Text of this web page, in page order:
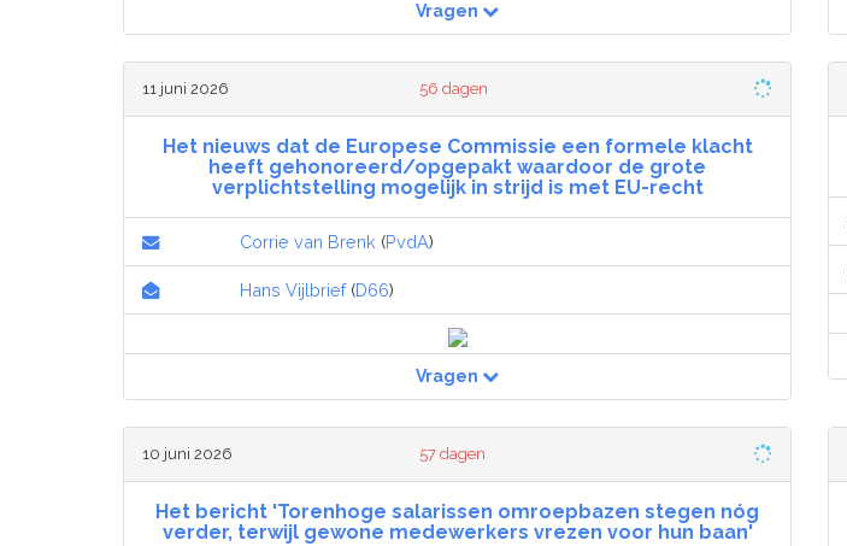
Vragen
11 juni 2026 56 dagen
Het nieuws dat de Europese Commissie een formele klacht
heeft gehonoreerd/opgepakt waardoor de grote
verplichtstelling mogelijk in strijd is met EU-recht
Corrie van Brenk (PvdA)
Hans Vijlbrief(D66)
Vragen
10 juni 2026 57 dagen
Het bericht 'Torenhoge salarissen omroepbazen stegen nóg
verder, terwijl gewone medewerkers vrezen voor hun baan'